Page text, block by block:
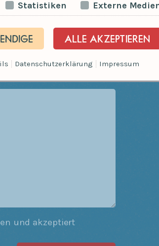
und akzeptiert
Statistiken Externe
ALLE AKZEPTIEREN
Datenschutz Impressum